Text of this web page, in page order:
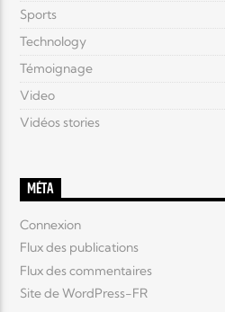
Sports
Technology
Témoignage
Video
Vidéos stories
MÉTA
Connexion
Flux des publications
Flux des commentaires
Site de WordPress-FR